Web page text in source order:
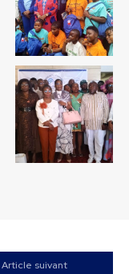
Article suivant